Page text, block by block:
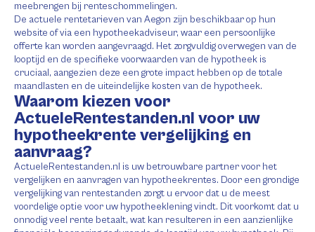
meebrengen bij renteschommelingen.
De actuele rentetarieven van Aegon zijn beschikbaar op hun
website of via een hypotheekadviseur, waar een persoonlijke
offerte kan worden aangevraagd. Het zorgvuldig overwegen van de
looptijd en de specifieke voorwaarden van de hypotheek is
cruciaal, aangezien deze een grote impact hebben op de totale
maandlasten en de uiteindelijke kosten van de hypotheek.
Waarom kiezen voor
ActueleRentestanden.nl voor uw
hypotheekrente vergelijking en
aanvraag?
ActueleRentestanden.nl is uw betrouwbare partner voor het
vergelijken en aanvragen van hypotheekrentes. Door een grondige
vergelijking van rentestanden zorgt u ervoor dat u de meest
voordelige optie voor uw hypotheeklening vindt. Dit voorkomt dat u
onnodig veel rente betaalt, wat kan resulteren in een aanzienlijke